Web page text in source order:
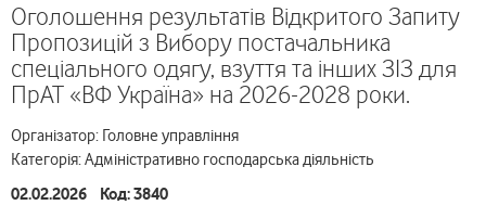
Оголошення результатів Відкритого Запиту
Пропозицій з Вибору постачальника
спеціального одягу, взуття та інших ЗІЗ для
ПрАТ «ВФ Україна» на 2026-2028 роки.
Організатор: Головне управління
Категорія: Адміністративно господарська діяльність
02.02.2026 Код: 3840